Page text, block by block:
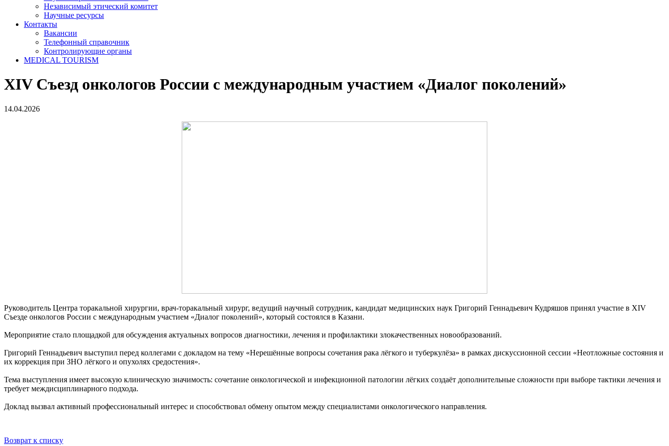
Независимый этический комитет
Научные ресурсы
Контакты
Вакансии
Телефонный справочник
Контролирующие органы
MEDICAL TOURISM
XIV Съезд онкологов России с международным участием «Диалог поколений»
14.04.2026
Руководитель Центра торакальной хирургии, врач-торакальный хирург, ведущий научный сотрудник, кандидат медицинских наук Григорий Геннадьевич Кудряшов принял участие в XIV
Съезде онкологов России с международным участием «Диалог поколений», который состоялся в Казани.
Мероприятие стало площадкой для обсуждения актуальных вопросов диагностики, лечения и профилактики злокачественных новообразований.
Григорий Геннадьевич выступил перед коллегами с докладом на тему «Нерешённые вопросы сочетания рака лёгкого и туберкулёза» в рамках дискуссионной сессии «Неотложные состояния и
их коррекция при ЗНО лёгкого и опухолях средостения».
Тема выступления имеет высокую клиническую значимость: сочетание онкологической и инфекционной патологии лёгких создаёт дополнительные сложности при выборе тактики лечения и
требует междисциплинарного подхода.
Доклад вызвал активный профессиональный интерес и способствовал обмену опытом между специалистами онкологического направления.
Возврат к списку